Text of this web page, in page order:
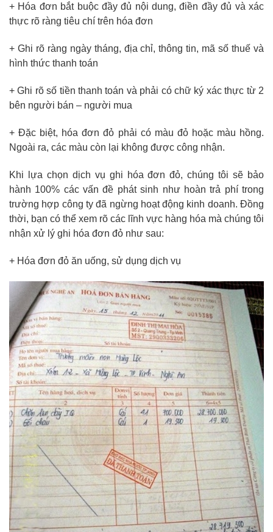
+ Hóa đơn bắt buộc đầy đủ nội dung, điền đầy đủ và xác
thực rõ ràng tiêu chí trên hóa đơn
+ Ghi rõ ràng ngày tháng, địa chỉ, thông tin, mã số thuế và
hình thức thanh toán
+ Ghi rõ số tiền thanh toán và phải có chữ ký xác thực từ 2
bên người bán – người mua
+ Đặc biệt, hóa đơn đỏ phải có màu đỏ hoặc màu hồng.
Ngoài ra, các màu còn lại không được công nhận.
Khi lựa chọn dịch vụ ghi hóa đơn đỏ, chúng tôi sẽ bảo
hành 100% các vấn đề phát sinh như hoàn trả phí trong
trường hợp công ty đã ngừng hoạt động kinh doanh. Đồng
thời, bạn có thể xem rõ các lĩnh vực hàng hóa mà chúng tôi
nhận xử lý ghi hóa đơn đỏ như sau:
+ Hóa đơn đỏ ăn uống, sử dụng dịch vụ